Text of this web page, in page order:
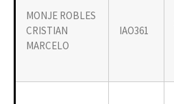
MONJE ROBLES
CRISTIAN
MARCELO
IAO361